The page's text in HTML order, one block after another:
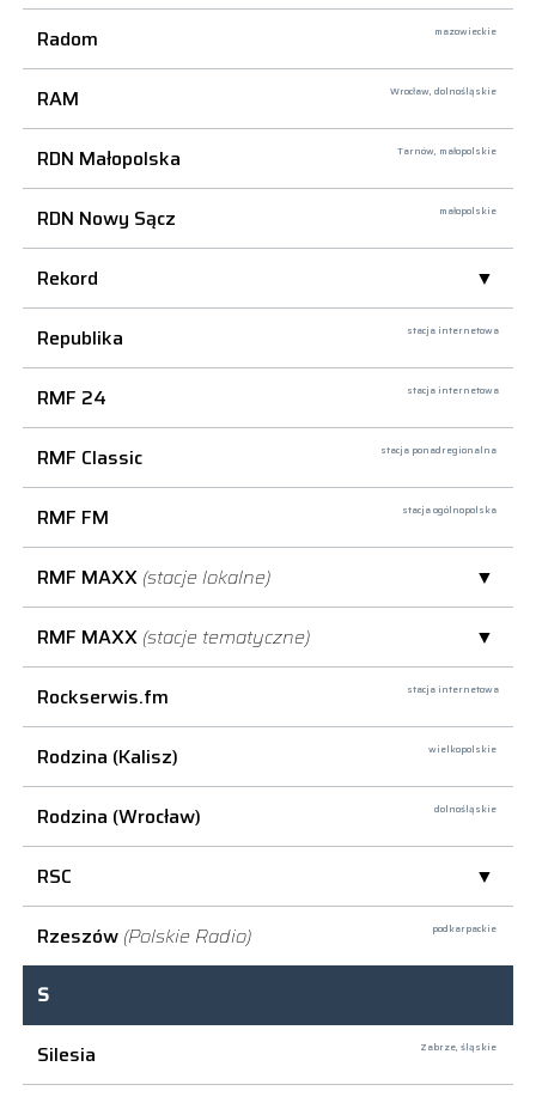
Radom mazowieckie
RAM Wrocław, dolnośląskie
RDN Małopolska Tarnów, małopolskie
RDN Nowy Sącz małopolskie
Rekord
Republika
stacja internetowa
RMF 24 stacja internetowa
RMF Classic stacja ponadregionalna
RMF FM stacja ogólnopolska
RMF MAXX (stacje lokalne)
RMF MAXX (stacje tematyczne)
Rockserwis.fm
stacja internetowa
Rodzina (Kalisz) wielkopolskie
Rodzina (Wrocław) dolnośląskie
RSC
Rzeszów (Polskie Radio) podkarpackie
S
Silesia
Zabrze, śląskie